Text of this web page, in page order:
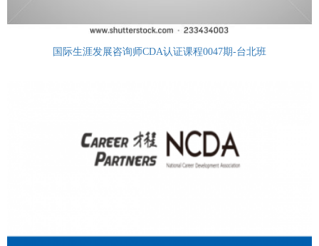
国际生涯发展咨询师CDA认证课程0047期-台北班